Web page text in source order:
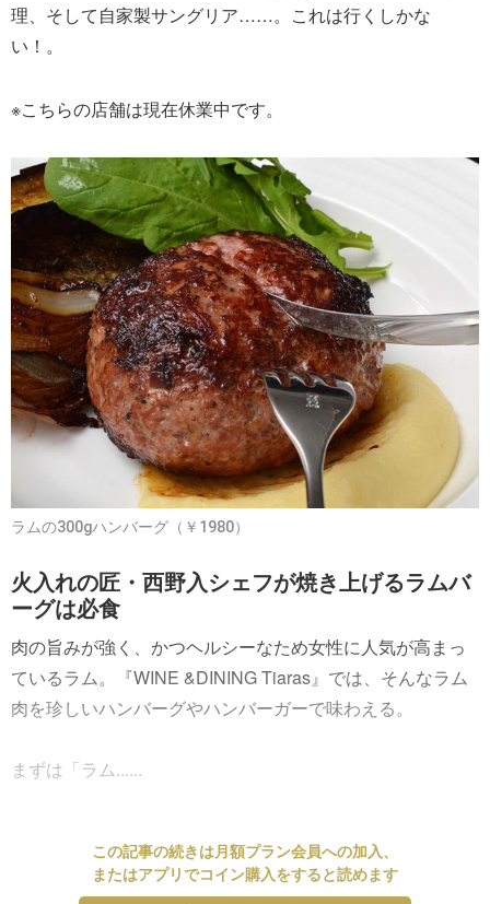
理、そして自家製サングリア……。これは行くしかな
い！。
※こちらの店舗は現在休業中です。
ラムの300gハンバーグ（￥1980）
火入れの匠・西野入シェフが焼き上げるラムバ
ーグは必食
肉の旨みが強く、かつヘルシーなため女性に人気が高まっ
ているラム。『WINE &DINING Tiaras』では、そんなラム
肉を珍しいハンバーグやハンバーガーで味わえる。
まずは「ラム......
この記事の続きは月額プラン会員への加入、
またはアプリでコイン購入をすると読めます